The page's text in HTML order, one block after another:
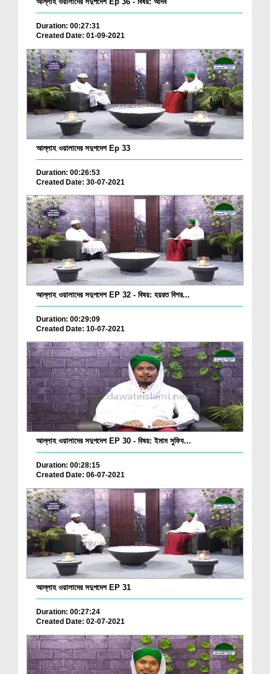
Duration: 00:27:31
Created Date: 01-09-2021
আল্লাহ ওয়ালাদের সদুপদেশ Ep 33
Duration: 00:26:53
Created Date: 30-07-2021
আল্লাহ ওয়ালাদের সদুপদেশ EP 32 - বিষয়: হয়রত বিশর...
Duration: 00:29:09
Created Date: 10-07-2021
আল্লাহ ওয়ালাদের সদুপদেশ EP 30 - বিষয়: ইমাম সুফিয...
Duration: 00:28:15
Created Date: 06-07-2021
আল্লাহ ওয়ালাদের সদুপদেশ EP 31
Duration: 00:27:24
Created Date: 02-07-2021